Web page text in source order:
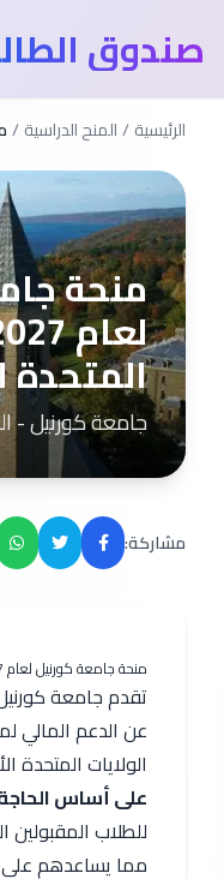
صندوق
الرئيسية /المنح الدراسية /
منحة
المتحدة
جامعة كورنيل -
مشاركة:
منحة جامعة كورنيل لعام 2027 الولايات المتحدة الأمريكية
الولايات المتحدة
على أساس